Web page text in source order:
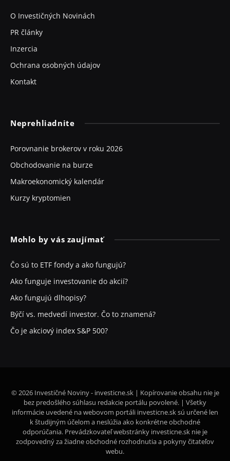
O Investičných Novinách
PR články
Inzercia
Ochrana osobných údajov
Kontakt
Neprehliadnite
Porovnanie brokerov v roku 2026
Obchodovanie na burze
Makroekonomický kalendár
Kurzy kryptomien
Mohlo by vás zaujímať
Čo sú to ETF fondy a ako fungujú?
Ako funguje investovanie do akcií?
Ako fungujú dlhopisy?
Býčí vs. medvedí investor. Čo to znamená?
Čo je akciový index S&P 500?
© 2026 Investičné Noviny - investicne.sk | Kopírovanie obsahu nie je
bez predošlého súhlasu redakcie portálu povolené. | Všetky
informácie uvedené na webovom portáli investicne.sk sú určené len
k študijným účelom a neslúžia ako konkrétne obchodné
odporúčania. Prevádzkovateľ webstránky investicne.sk nie je
zodpovedný za žiadne obchodné rozhodnutia a pokyny čitateľov
webu.